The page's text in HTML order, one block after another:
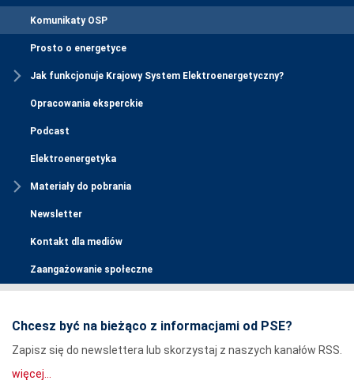
Komunikaty OSP
Prosto o energetyce
Jak funkcjonuje Krajowy System Elektroenergetyczny?
Opracowania eksperckie
Podcast
Elektroenergetyka
Materiały do pobrania
Newsletter
Kontakt dla mediów
Zaangażowanie społeczne
Chcesz być na bieżąco z informacjami od PSE?
Zapisz się do newslettera lub skorzystaj z naszych kanałów RSS.
więcej...